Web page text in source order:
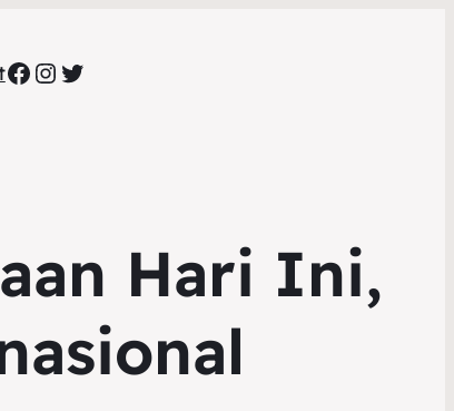
Facebook
Instagram
Twitter
Hari Ini,